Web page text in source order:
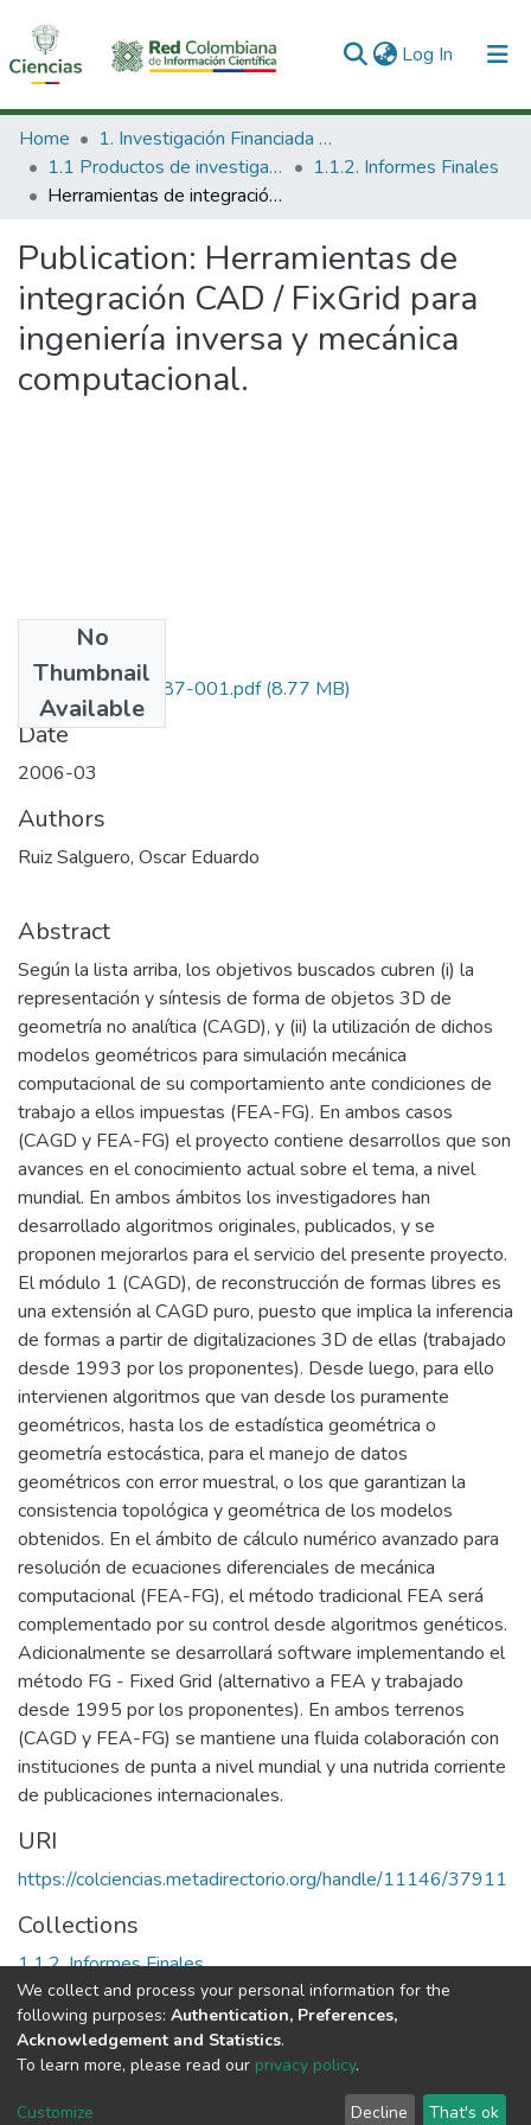
Log In (current)
Communities & Collections
All of DSpace
Home
1. Investigación Financiada con Recursos Públicos
1.1 Productos de investigación
1.1.2. Informes Finales
Herramientas de integración CAD / FixGrid para ingeniería inversa y mecánica computacional.
Publication: Herramientas de
integración CAD / FixGrid para
ingeniería inversa y mecánica
computacional.
No
Thumbnail
Available
1216-14-14887-001.pdf(8.77 MB)
Date
2006-03
Authors
Ruiz Salguero, Oscar Eduardo
Abstract
Según la lista arriba, los objetivos buscados cubren (i) la
representación y síntesis de forma de objetos 3D de
geometría no analítica (CAGD), y (ii) la utilización de dichos
modelos geométricos para simulación mecánica
computacional de su comportamiento ante condiciones de
trabajo a ellos impuestas (FEA-FG). En ambos casos
(CAGD y FEA-FG) el proyecto contiene desarrollos que son
avances en el conocimiento actual sobre el tema, a nivel
mundial. En ambos ámbitos los investigadores han
desarrollado algoritmos originales, publicados, y se
proponen mejorarlos para el servicio del presente proyecto.
El módulo 1 (CAGD), de reconstrucción de formas libres es
una extensión al CAGD puro, puesto que implica la inferencia
de formas a partir de digitalizaciones 3D de ellas (trabajado
desde 1993 por los proponentes). Desde luego, para ello
intervienen algoritmos que van desde los puramente
geométricos, hasta los de estadística geométrica o
geometría estocástica, para el manejo de datos
geométricos con error muestral, o los que garantizan la
consistencia topológica y geométrica de los modelos
obtenidos. En el ámbito de cálculo numérico avanzado para
resolución de ecuaciones diferenciales de mecánica
computacional (FEA-FG), el método tradicional FEA será
complementado por su control desde algoritmos genéticos.
Adicionalmente se desarrollará software implementando el
método FG - Fixed Grid (alternativo a FEA y trabajado
desde 1995 por los proponentes). En ambos terrenos
(CAGD y FEA-FG) se mantiene una fluida colaboración con
instituciones de punta a nivel mundial y una nutrida corriente
de publicaciones internacionales.
URI
https://colciencias.metadirectorio.org/handle/11146/37911
Collections
1.1.2. Informes Finales
Full item page
DSpace software copyright © 2002-2026
Cookie
End User
Send
We collect and process your personal information for the
following purposes: Authentication, Preferences,
Acknowledgement and Statistics.
To learn more, please read our privacy policy.
Customize Decline That's ok